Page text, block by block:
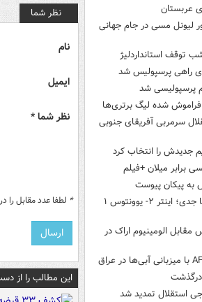
عربستان
لیونل مسی در جام جهانی
توقف استانداردلیژ
راهی پرسپولیس شد
پرسپولیسی شد
فراموش شده لیگ برتری‌ها
سرمربی آفریقای جنوبی
جدیدش را انتخاب کرد
برابر میلان +فیلم
به پیکان پیوست
دیدار دوستانه اما جدی؛ اینتر ۲- یوونتوس ۱
الومینیوم اراک در
استقلال تمدید شد
نظر شما
نام
ایمیل
نظر شما *
* لطفا عدد مقابل را
این مطالب را از